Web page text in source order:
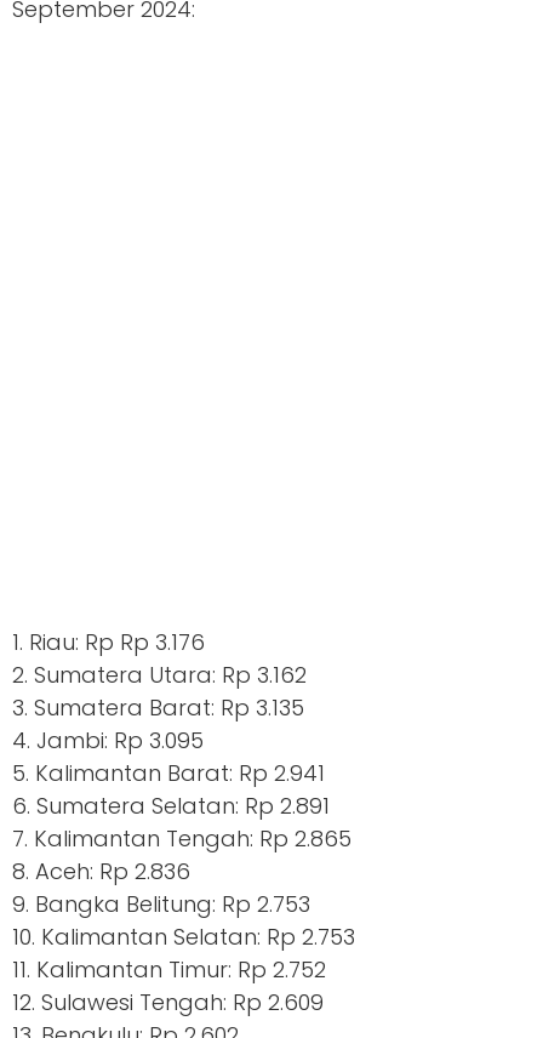
September 2024:
1. Riau: Rp Rp 3.176
2. Sumatera Utara: Rp 3.162
3. Sumatera Barat: Rp 3.135
4. Jambi: Rp 3.095
5. Kalimantan Barat: Rp 2.941
6. Sumatera Selatan: Rp 2.891
7. Kalimantan Tengah: Rp 2.865
8. Aceh: Rp 2.836
9. Bangka Belitung: Rp 2.753
10. Kalimantan Selatan: Rp 2.753
11. Kalimantan Timur: Rp 2.752
12. Sulawesi Tengah: Rp 2.609